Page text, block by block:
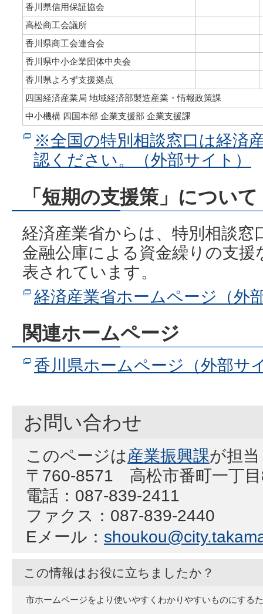
香川県信用保証協会
高松商工会議所
香川県商工会連合会
香川県中小企業団体中央会
香川県よろず支援拠点
四国経済産業局 地域経済部製造産業・情報政策課
中小機構 四国本部 企業支援部 企業支援課
※全国の特別相談窓口は経済
認ください。（外部サイト）
「短期の支援策」について
経済産業省からは、特別相談窓
金融公庫による資金繰りの支
表されています。
経済産業省ホームページ（外
関連ホームページ
香川県ホームページ（外部サ
お問い合わせ
このページは産業振興課が担
〒760-8571 高松市番町一丁
電話：087-839-2411
ファクス：087-839-2440
Eメール：
この情報はお役に立ちましたか？
市ホームページをより使いやすくわかりやすいものにする